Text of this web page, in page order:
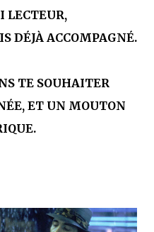
LECTEUR,
DÉJÀ ACCOMPAGNÉ.
TE SOUHAITER
ET UN MOUTON